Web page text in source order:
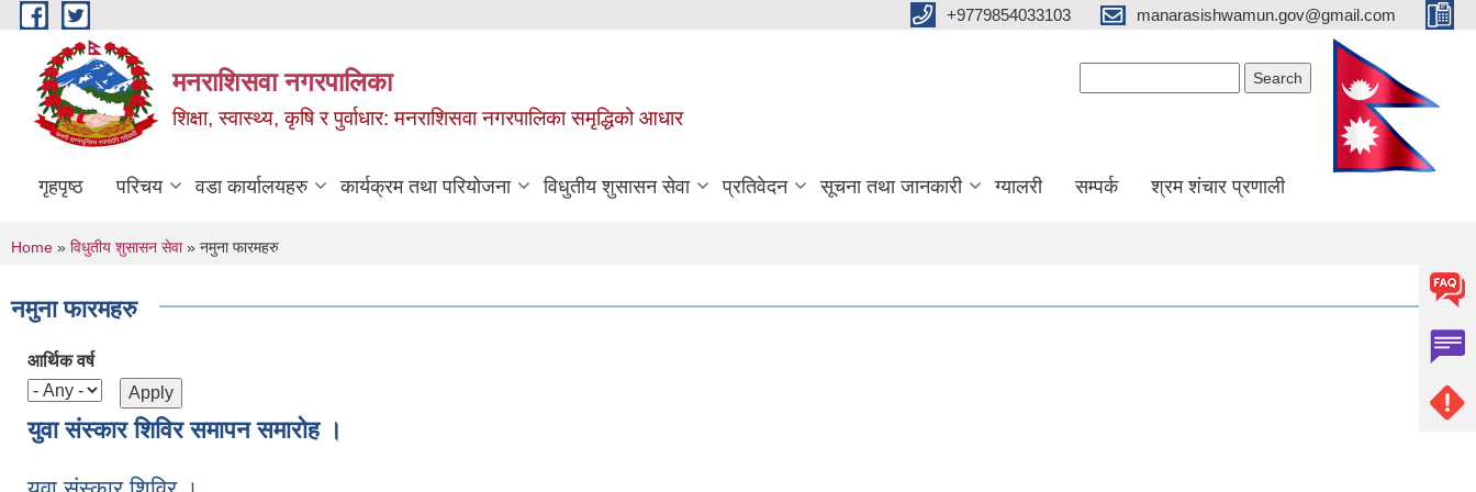
Skip to main content +9779854033103 manarasishwamun.gov@gmail.com
मनराशिसवा नगरपालिका
शिक्षा, स्वास्थ्य, कृषि र पुर्वाधार: मनराशिसवा नगरपालिका समृद्धिको आधार
गृहपृष्ठ परिचय वडा कार्यालयहरु कार्यक्रम तथा परियोजना विधुतीय शुसासन सेवा प्रतिवेदन सूचना तथा जानकारी ग्यालरी सम्पर्क श्रम शंचार प्रणाली
You are here
Home » विधुतीय शुसासन सेवा» नमुना फारमहरु
नमुना फारमहरु
आर्थिक वर्ष
युवा संस्कार शिविर समापन समारोह ।